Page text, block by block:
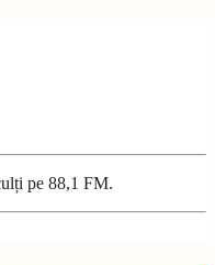
pe 88,1 FM.